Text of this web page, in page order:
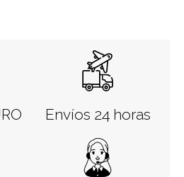
Envíos 24 horas